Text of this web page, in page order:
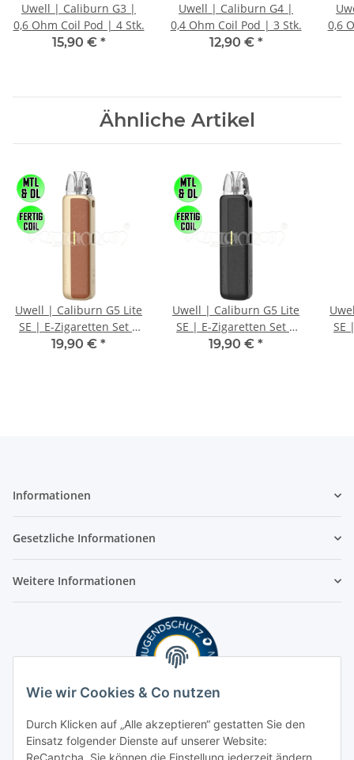
Uwell | Caliburn G3 |
0,6 Ohm Coil Pod | 4 Stk.
15,90 € *
Uwell | Caliburn G4 |
0,4 Ohm Coil Pod | 3 Stk.
12,90 € *
0,6
Ähnliche Artikel
Uwell | Caliburn G5 Lite
SE | E-Zigaretten Set |
Brown Leather
19,90 € *
Uwell | Caliburn G5 Lite
SE | E-Zigaretten Set |
Black Leather
19,90 € *
SE
Informationen
Gesetzliche Informationen
Weitere Informationen
Wie wir Cookies & Co nutzen
Durch Klicken auf „Alle akzeptieren“ gestatten Sie den
Einsatz folgender Dienste auf unserer Website: